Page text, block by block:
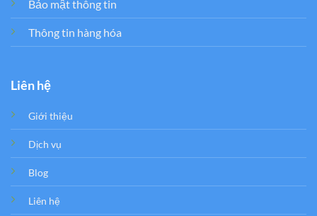
Bảo mật thông tin
Thông tin hàng hóa
Liên hệ
Giới thiệu
Dịch vụ
Blog
Liên hệ